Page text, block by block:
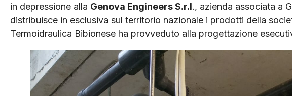
in depressione alla Genova Engineers S.r.l., azienda associata a
distribuisce in esclusiva sul territorio nazionale i prodotti della
Termoidraulica Bibionese ha provveduto alla progettazione